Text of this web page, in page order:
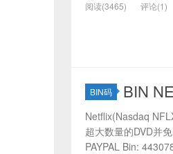
阅读(3465) 评论(1)
BIN码 BIN
Netflix(Nasdaq
超大数量的DVD并
PAYPAL Bin: